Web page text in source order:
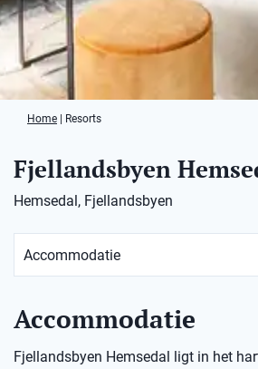
Home Resorts
Fjellandsbyen
Hemsedal, Fjellandsbyen
Accommodatie
Fjellandsbyen Hemsedal ligt in het